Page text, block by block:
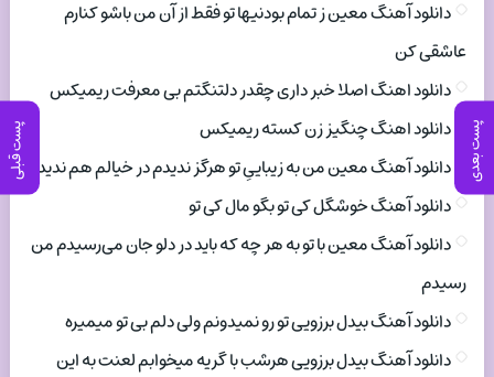
پست بعدی پست قبلی
دانلود آهنگ معین ز تمام بودنیها تو فقط از آن من باشو کنارم
عاشقی کن
دانلود اهنگ اصلا خبر داری چقدر دلتنگتم بی معرفت ریمیکس
دانلود اهنگ چنگیز زن کسته ریمیکس
دانلود آهنگ معین من به زیباییِ تو هرگز ندیدم در خیالم هم ندیدم
دانلود آهنگ خوشگل کی تو بگو مال کی تو
دانلود آهنگ معین با تو به هر چه که باید در دلو جان می‌رسیدم من
رسیدم
دانلود آهنگ بیدل برزویی تو رو نمیدونم ولی دلم بی تو میمیره
دانلود آهنگ بیدل برزویی هرشب با گریه میخوابم لعنت به این